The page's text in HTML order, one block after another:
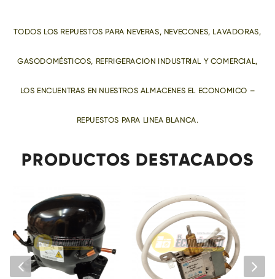
TODOS LOS REPUESTOS PARA NEVERAS, NEVECONES, LAVADORAS,
GASODOMÉSTICOS, REFRIGERACIÓN INDUSTRIAL Y COMERCIAL,
LOS ENCUENTRAS EN NUESTROS ALMACENES EL ECONÓMICO –
REPUESTOS PARA LÍNEA BLANCA.
PRODUCTOS DESTACADOS